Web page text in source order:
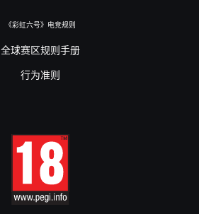
《彩虹六号》电竞规则
全球赛区规则手册
行为准则